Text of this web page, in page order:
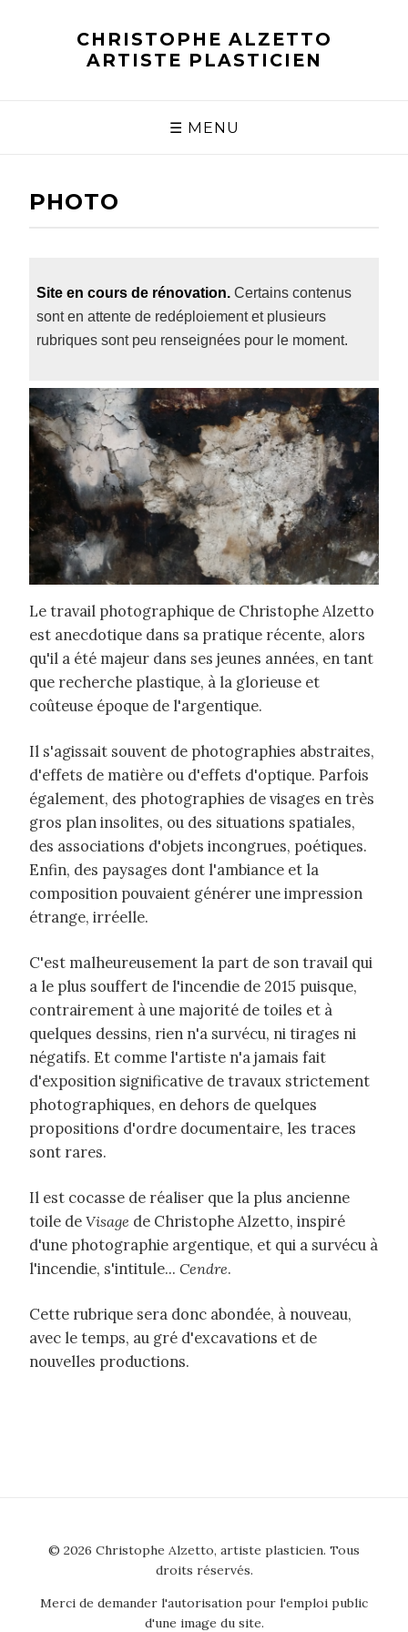
CHRISTOPHE ALZETTO
ARTISTE PLASTICIEN
☰ MENU
PHOTO
Site en cours de rénovation. Certains contenus
sont en attente de redéploiement et plusieurs
rubriques sont peu renseignées pour le moment.
Le travail photographique de Christophe Alzetto
est anecdotique dans sa pratique récente, alors
qu'il a été majeur dans ses jeunes années, en tant
que recherche plastique, à la glorieuse et
coûteuse époque de l'argentique.
Il s'agissait souvent de photographies abstraites,
d'effets de matière ou d'effets d'optique. Parfois
également, des photographies de visages en très
gros plan insolites, ou des situations spatiales,
des associations d'objets incongrues, poétiques.
Enfin, des paysages dont l'ambiance et la
composition pouvaient générer une impression
étrange, irréelle.
C'est malheureusement la part de son travail qui
a le plus souffert de l'incendie de 2015 puisque,
contrairement à une majorité de toiles et à
quelques dessins, rien n'a survécu, ni tirages ni
négatifs. Et comme l'artiste n'a jamais fait
d'exposition significative de travaux strictement
photographiques, en dehors de quelques
propositions d'ordre documentaire, les traces
sont rares.
Il est cocasse de réaliser que la plus ancienne
toile de Visage de Christophe Alzetto, inspiré
d'une photographie argentique, et qui a survécu à
l'incendie, s'intitule... Cendre.
Cette rubrique sera donc abondée, à nouveau,
avec le temps, au gré d'excavations et de
nouvelles productions.
© 2026 Christophe Alzetto, artiste plasticien. Tous
droits réservés.
Merci de demander l'autorisation pour l'emploi public
d'une image du site.